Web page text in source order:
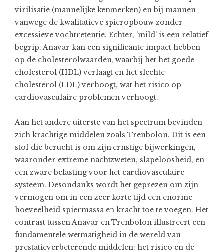
virilisatie (mannelijke kenmerken) en bij mannen
vanwege de kwalitatieve spieropbouw zonder
excessieve vochtretentie. Echter, ‘mild’ is een relatief
begrip. Anavar kan een significante impact hebben
op de cholesterolwaarden, waarbij het het goede
cholesterol (HDL) verlaagt en het slechte
cholesterol (LDL) verhoogt, wat het risico op
cardiovasculaire problemen verhoogt.
Aan het andere uiterste van het spectrum bevinden
zich krachtige middelen zoals Trenbolon. Dit is een
stof die berucht is om zijn ernstige bijwerkingen,
waaronder extreme nachtzweten, slapeloosheid, en
een zware belasting voor het cardiovasculaire
systeem. Desondanks wordt het geprezen om zijn
vermogen om in een zeer korte tijd een enorme
hoeveelheid spiermassa en kracht toe te voegen. Het
contrast tussen Anavar en Trenbolon illustreert een
fundamentele wetmatigheid in de wereld van
prestatieverbeterende middelen: het risico en de